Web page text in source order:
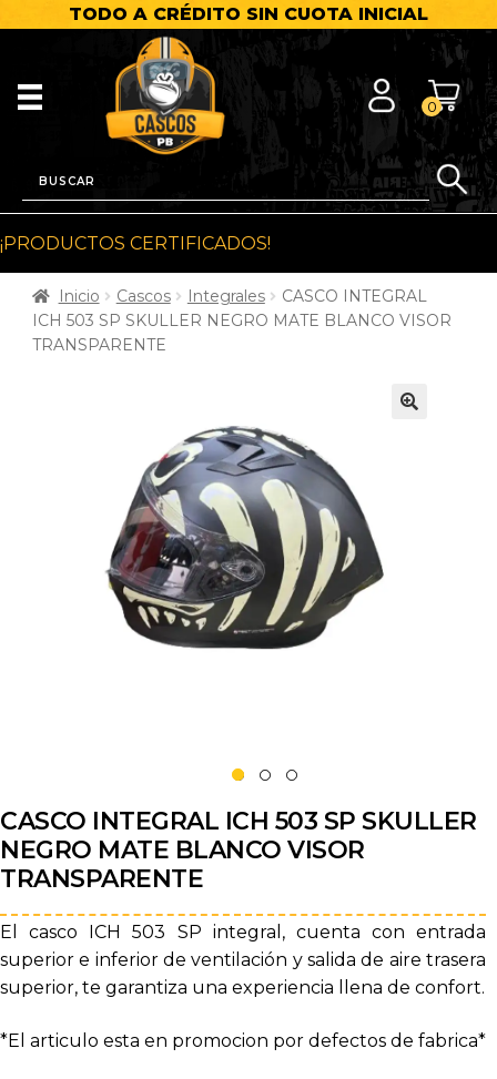
TODO A CRÉDITO SIN CUOTA INICIAL
0
¡PRODUCTOS CERTIFICADOS!
Inicio Cascos Integrales
CASCO INTEGRAL
ICH 503 SP SKULLER NEGRO MATE BLANCO VISOR
TRANSPARENTE
CASCO INTEGRAL ICH 503 SP SKULLER
NEGRO MATE BLANCO VISOR
TRANSPARENTE
El casco ICH 503 SP integral, cuenta con entrada
superior e inferior de ventilación y salida de aire trasera
superior, te garantiza una experiencia llena de confort.
*El articulo esta en promocion por defectos de fabrica*